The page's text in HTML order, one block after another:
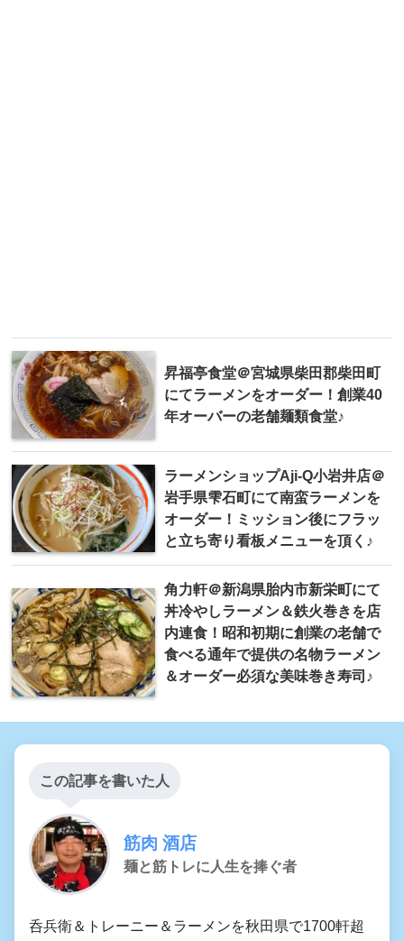
昇福亭食堂＠宮城県柴田郡柴田町
にてラーメンをオーダー！創業40
年オーバーの老舗麺類食堂♪
ラーメンショップAji-Q小岩井店＠
岩手県雫石町にて南蛮ラーメンを
オーダー！ミッション後にフラッ
と立ち寄り看板メニューを頂く♪
角力軒＠新潟県胎内市新栄町にて
丼冷やしラーメン＆鉄火巻きを店
内連食！昭和初期に創業の老舗で
食べる通年で提供の名物ラーメン
＆オーダー必須な美味巻き寿司♪
この記事を書いた人
筋肉 酒店
麺と筋トレに人生を捧ぐ者
呑兵衛＆トレーニー＆ラーメンを秋田県で1700軒超